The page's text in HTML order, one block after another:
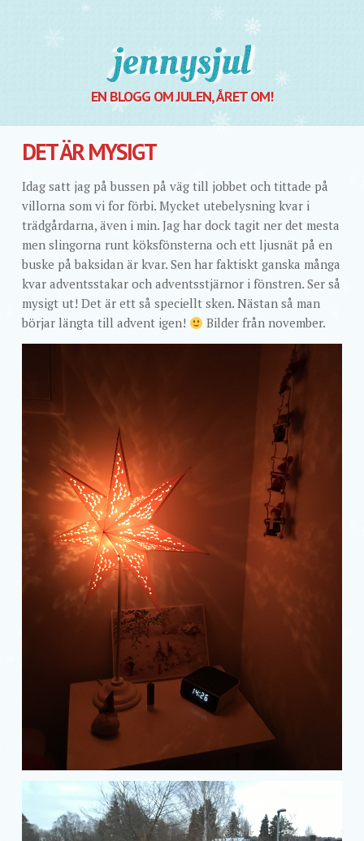
Jennysjul
EN BLOGG OM JULEN, ÅRET OM!
DET ÄR MYSIGT
Idag satt jag på bussen på väg till jobbet och tittade på
villorna som vi for förbi. Mycket utebelysning kvar i
trädgårdarna, även i min. Jag har dock tagit ner det mesta
men slingorna runt köksfönsterna och ett ljusnät på en
buske på baksidan är kvar. Sen har faktiskt ganska många
kvar adventsstakar och adventsstjärnor i fönstren. Ser så
mysigt ut! Det är ett så speciellt sken. Nästan så man
börjar längta till advent igen!
Bilder från november.